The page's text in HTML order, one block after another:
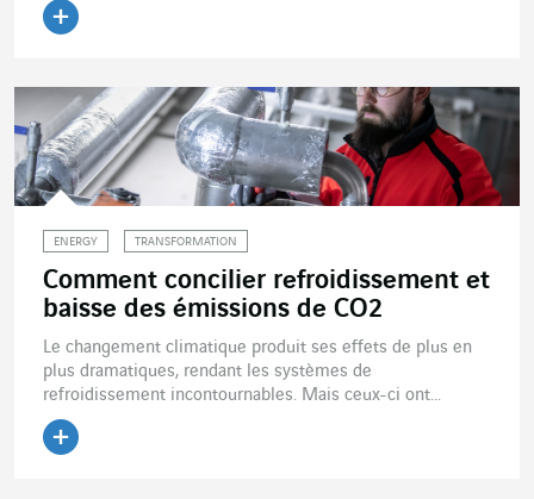
ENERGY TRANSFORMATION
Comment concilier refroidissement et
baisse des émissions de CO2
Le changement climatique produit ses effets de plus en
plus dramatiques, rendant les systèmes de
refroidissement incontournables. Mais ceux-ci ont...